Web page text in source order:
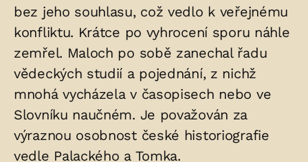
bez jeho souhlasu, což vedlo k veřejnému
konfliktu. Krátce po vyhrocení sporu náhle
zemřel. Maloch po sobě zanechal řadu
vědeckých studií a pojednání, z nichž
mnohá vycházela v časopisech nebo ve
Slovníku naučném. Je považován za
výraznou osobnost české historiografie
vedle Palackého a Tomka.